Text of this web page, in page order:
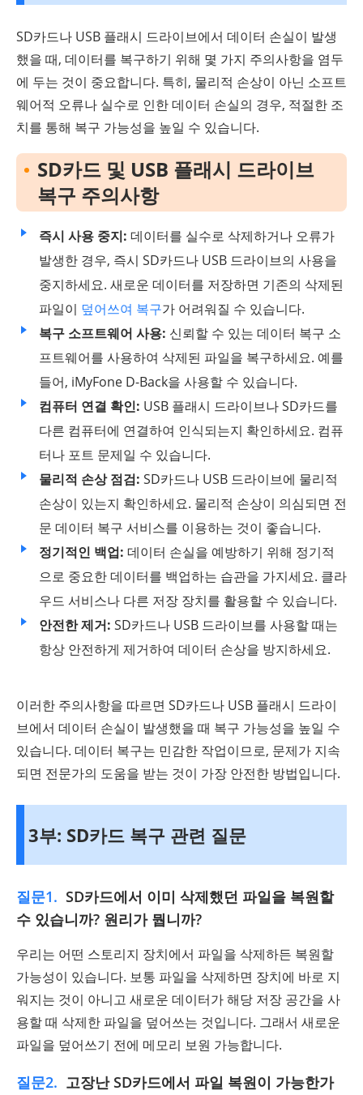
SD카드나 USB 플래시 드라이브에서 데이터 손실이 발생
했을 때, 데이터를 복구하기 위해 몇 가지 주의사항을 염두
에 두는 것이 중요합니다. 특히, 물리적 손상이 아닌 소프트
웨어적 오류나 실수로 인한 데이터 손실의 경우, 적절한 조
치를 통해 복구 가능성을 높일 수 있습니다.
SD카드 및 USB 플래시 드라이브
복구 주의사항
즉시 사용 중지: 데이터를 실수로 삭제하거나 오류가
발생한 경우, 즉시 SD카드나 USB 드라이브의 사용을
중지하세요. 새로운 데이터를 저장하면 기존의 삭제된
파일이 덮어쓰여 복구가 어려워질 수 있습니다.
복구 소프트웨어 사용: 신뢰할 수 있는 데이터 복구 소
프트웨어를 사용하여 삭제된 파일을 복구하세요. 예를
들어, iMyFone D-Back을 사용할 수 있습니다.
컴퓨터 연결 확인: USB 플래시 드라이브나 SD카드를
다른 컴퓨터에 연결하여 인식되는지 확인하세요. 컴퓨
터나 포트 문제일 수 있습니다.
물리적 손상 점검: SD카드나 USB 드라이브에 물리적
손상이 있는지 확인하세요. 물리적 손상이 의심되면 전
문 데이터 복구 서비스를 이용하는 것이 좋습니다.
정기적인 백업: 데이터 손실을 예방하기 위해 정기적
으로 중요한 데이터를 백업하는 습관을 가지세요. 클라
우드 서비스나 다른 저장 장치를 활용할 수 있습니다.
안전한 제거: SD카드나 USB 드라이브를 사용할 때는
항상 안전하게 제거하여 데이터 손상을 방지하세요.
이러한 주의사항을 따르면 SD카드나 USB 플래시 드라이
브에서 데이터 손실이 발생했을 때 복구 가능성을 높일 수
있습니다. 데이터 복구는 민감한 작업이므로, 문제가 지속
되면 전문가의 도움을 받는 것이 가장 안전한 방법입니다.
3부: SD카드 복구 관련 질문
질문1. SD카드에서 이미 삭제했던 파일을 복원할
수 있습니까? 원리가 뭡니까?
우리는 어떤 스토리지 장치에서 파일을 삭제하든 복원할
가능성이 있습니다. 보통 파일을 삭제하면 장치에 바로 지
워지는 것이 아니고 새로운 데이터가 해당 저장 공간을 사
용할 때 삭제한 파일을 덮어쓰는 것입니다. 그래서 새로운
파일을 덮어쓰기 전에 메모리 보원 가능합니다.
질문2. 고장난 SD카드에서 파일 복원이 가능한가